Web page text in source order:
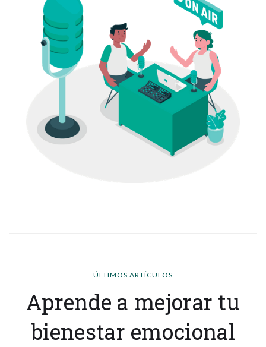
ÚLTIMOS ARTÍCULOS
Aprende a mejorar tu
bienestar emocional